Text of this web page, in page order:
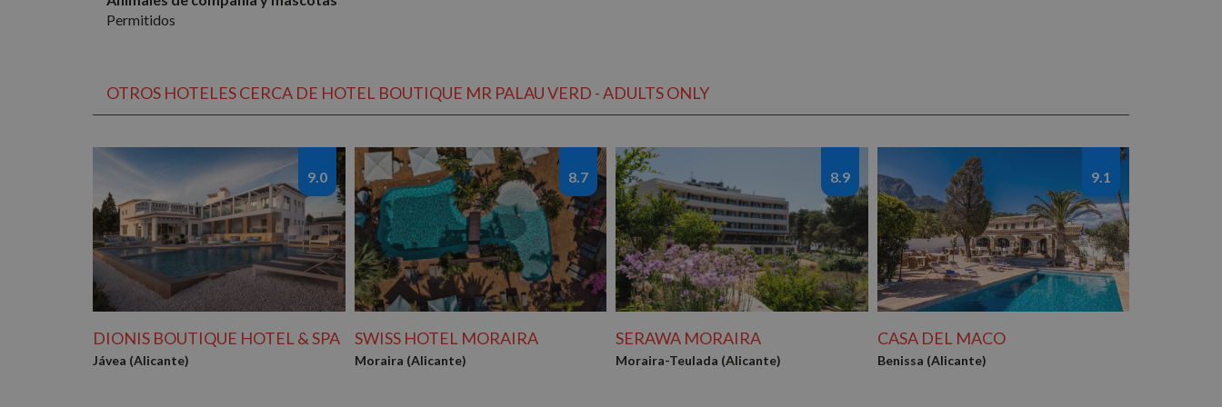
Permitidos
OTROS HOTELES CERCA DE HOTEL BOUTIQUE MR PALAU VERD - ADULTS ONLY
9.0
DIONIS BOUTIQUE HOTEL & SPA
Jávea (Alicante)
8.7
SWISS HOTEL MORAIRA
Moraira (Alicante)
8.9
SERAWA MORAIRA
Moraira-Teulada (Alicante)
9.1
CASA DEL MACO
Benissa (Alicante)